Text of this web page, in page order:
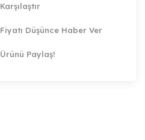
Karşılaştır
Fiyatı Düşünce Haber Ver
Ürünü Paylaş!